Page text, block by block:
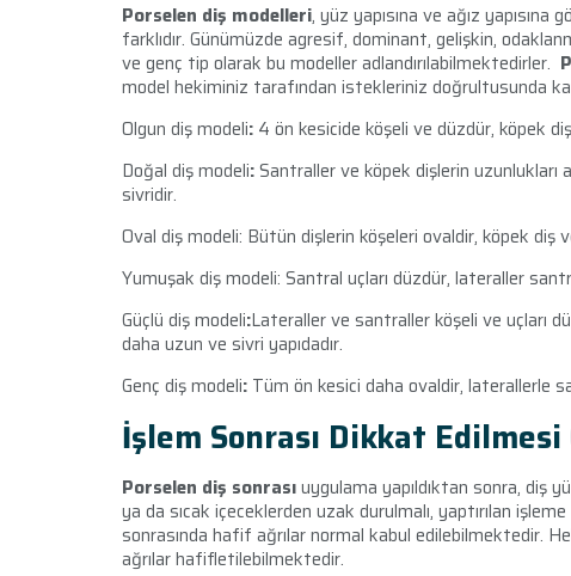
Porselen diş modelleri, yüz yapısına ve ağız yapısına
farklıdır. Günümüzde agresif, dominant, gelişkin,
ve genç tip olarak bu modeller adlandırılabilmektedirler.
model hekiminiz tarafından istekleriniz doğrultusunda
Olgun diş modeli: 4 ön kesicide köşeli ve düzdür, köpek
Doğal diş modeli:Santraller ve köpek dişlerin
sivridir.
Oval diş modeli: Bütün dişlerin köşeleri ovaldir, köpek diş
Yumuşak diş modeli: Santral uçları düzdür, lateraller
Güçlü diş modeli:Lateraller ve santraller köşeli ve uçları
daha uzun ve sivri yapıdadır.
Genç diş modeli: Tüm ön kesici daha ovaldir, laterallerle
İşlem Sonrası Dikkat
Porselen diş sonrasıuygulama yapıldıktan sonra, diş
ya da sıcak içeceklerden uzak durulmalı, yaptırılan
sonrasında hafif ağrılar normal kabul edilebilmektedir.
ağrılar hafifletilebilmektedir.